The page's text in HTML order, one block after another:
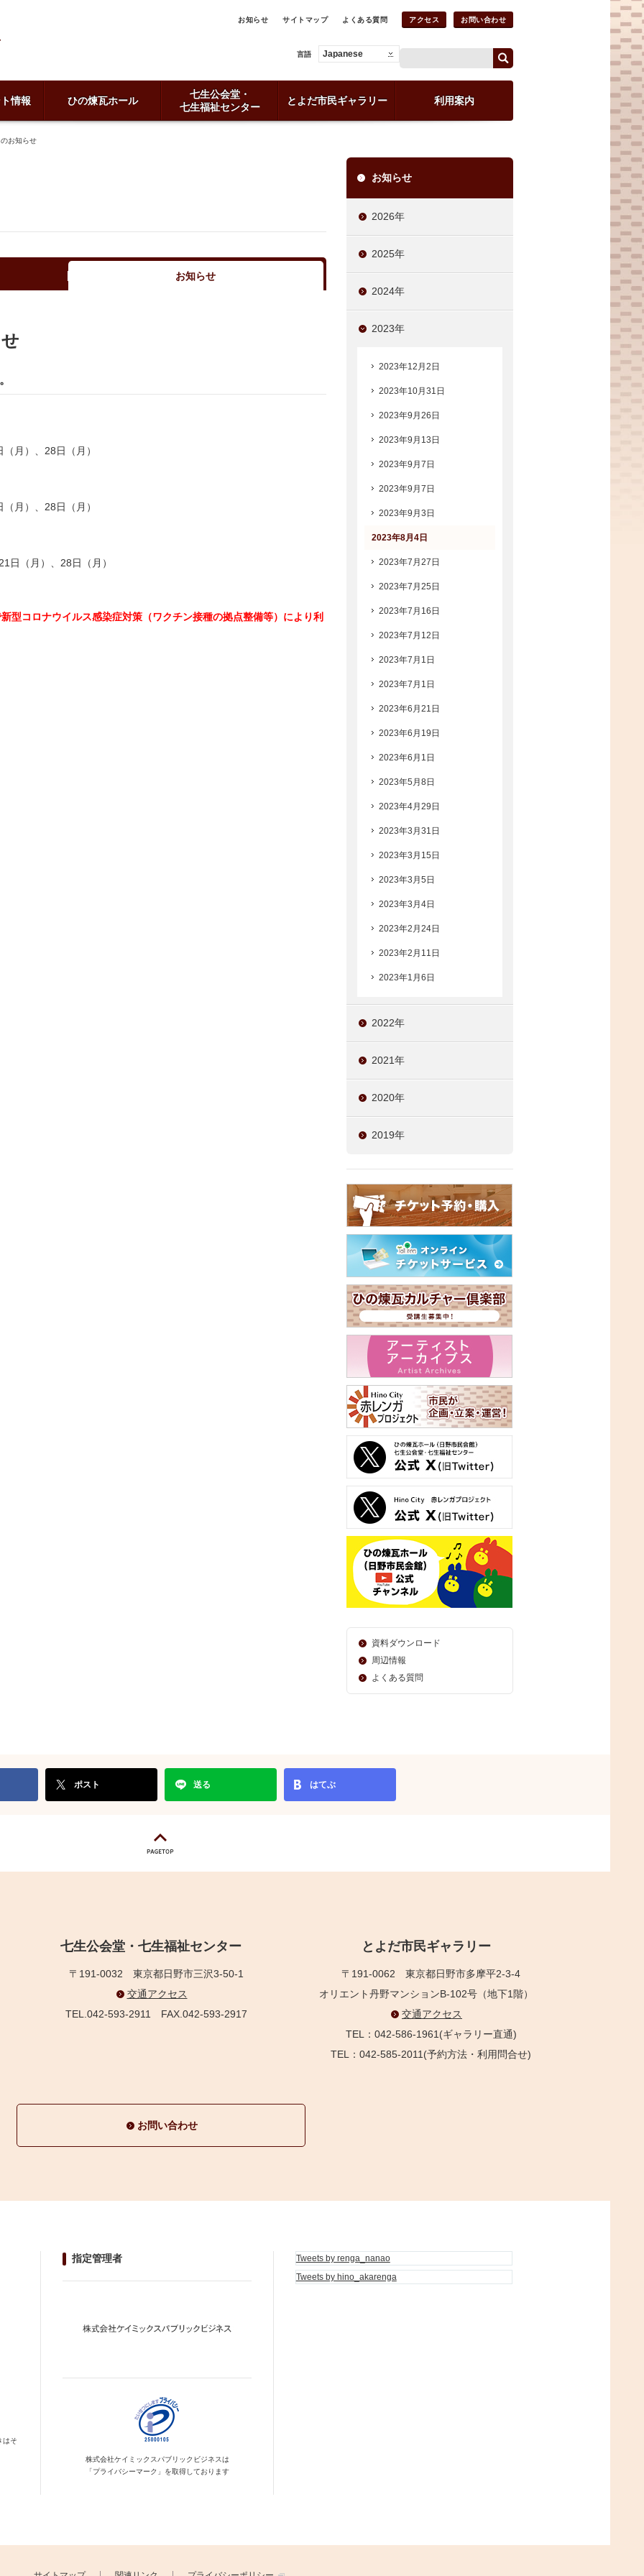
お知らせ サイトマップ よくある質問 アクセス お問い合わせ
言語 Japanese
情報 ひの煉瓦ホール
七生公会堂・
七生福祉センター
とよだ市民ギャラリー 利用案内
お知らせ
お知らせ
月）、28日（月）
月）、28日（月）
日（月）、28日（月）
型コロナウイルス感染症対策（ワクチン接種の拠点整備等）により利
お知らせ
2026年
2025年
2024年
2023年
2023年12月2日
2023年10月31日
2023年9月26日
2023年9月13日
2023年9月7日
2023年9月7日
2023年9月3日
2023年8月4日
2023年7月27日
2023年7月25日
2023年7月16日
2023年7月12日
2023年7月1日
2023年7月1日
2023年6月21日
2023年6月19日
2023年6月1日
2023年5月8日
2023年4月29日
2023年3月31日
2023年3月15日
2023年3月5日
2023年3月4日
2023年2月24日
2023年2月11日
2023年1月6日
2022年
2021年
2020年
2019年
資料ダウンロード
周辺情報
よくある質問
ポスト 送る はてぶ
七生公会堂・七生福祉センター
〒191-0032 東京都日野市三沢3-50-1
交通アクセス
TEL.042-593-2911 FAX.042-593-2917
とよだ市民ギャラリー
〒191-0062 東京都日野市多摩平2-3-4
オリエント丹野マンションB-102号（地下1階）
交通アクセス
TEL：042-586-1961(ギャラリー直通)
TEL：042-585-2011(予約方法・利用問合せ)
お問い合わせ
はそ
指定管理者
株式会社ケイミックス パブリックビジネスは
「プライバシーマーク」を取得しております
Tweets by renga_nanao
Tweets by hino_akarenga